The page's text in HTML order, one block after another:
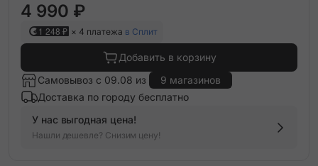
4 990 ₽
1 248 ₽ × 4 платежа в Сплит
Добавить в корзину
Самовывоз с 09.08 из
9 магазинов
Доставка по городу бесплатно
У нас выгодная цена!
Нашли дешевле? Снизим цену!